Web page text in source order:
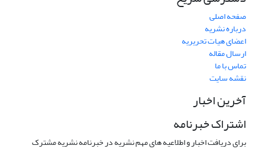
صفحه اصلی
درباره نشریه
اعضای هیات تحریریه
ارسال مقاله
تماس با ما
نقشه سایت
آخرین اخبار
اشتراک خبرنامه
برای دریافت اخبار و اطلاعیه های مهم نشریه در خبرنامه نشریه مشترک